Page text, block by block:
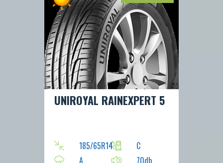
UNIROYAL RAINEXPERT 5
185/65R14
C
A
70db